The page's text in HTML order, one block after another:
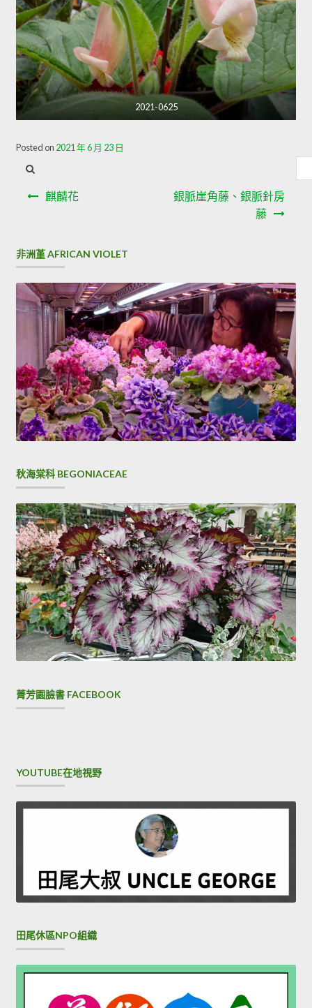
2021-0625
Posted on 2021 年 6 月 23 日
文
導
覽
麒麟花
銀脈崖角藤、銀脈針房
藤
容
非洲堇 AFRICAN VIOLET
秋海棠科 BEGONIACEAE
菁芳園臉書 FACEBOOK
YOUTUBE在地視野
田尾休區NPO組織